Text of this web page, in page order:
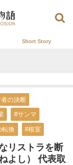
Short Story
の決断
#サンマ
転換 #根室
リストラを断
よし） 代表取